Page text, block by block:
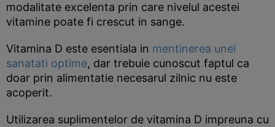
modalitate excelenta prin care nivelul acestei
vitamine poate fi crescut in sange.
Vitamina D este esentiala in mentinerea unei
sanatati optime, dar trebuie cunoscut faptul ca
doar prin alimentatie necesarul zilnic nu este
acoperit.
Utilizarea suplimentelor de vitamina D impreuna cu